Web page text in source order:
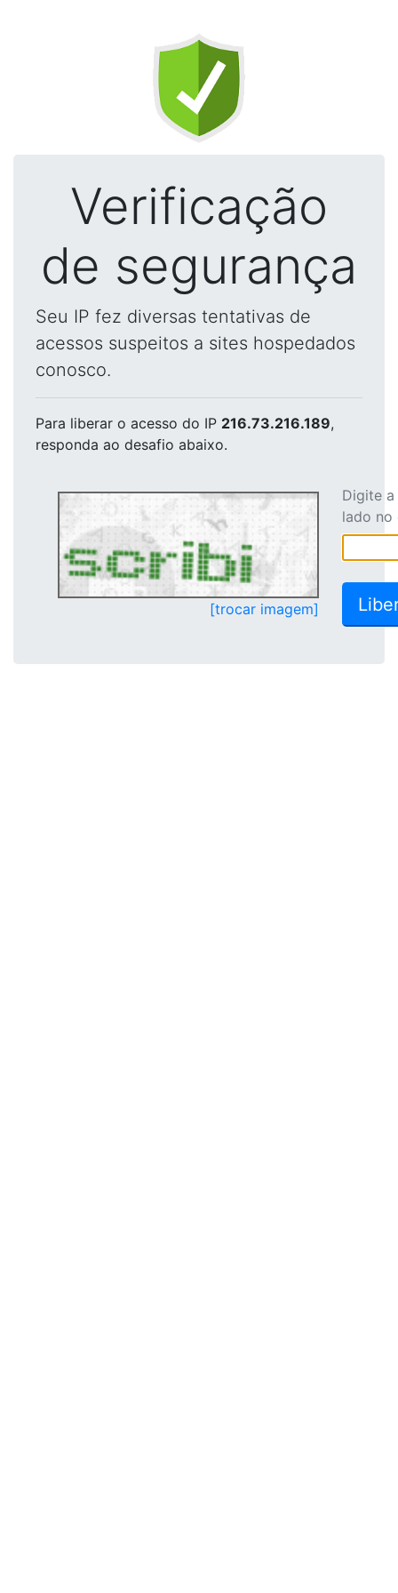
Verificação
de segurança
Seu IP fez diversas tentativas de
acessos suspeitos a sites hospedados
conosco.
Para liberar o acesso do IP 216.73.216.189,
responda ao desafio abaixo.
[trocar imagem]
Digite
lado no